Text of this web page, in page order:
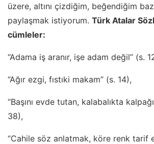
üzere, altını çizdiğim, beğendiğim
paylaşmak istiyorum. Türk Atalar
cümleler:
“Adama iş aranır, işe adam değil” (s.
“Ağır ezgi, fıstıki makam” (s. 14),
“Başını evde tutan, kalabalıkta
38),
“Cahile söz anlatmak, köre renk tarif